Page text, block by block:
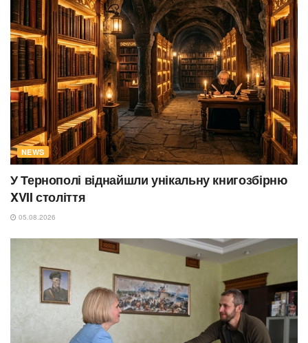
NEWS
У Тернополі віднайшли унікальну книгозбірню
XVII століття
05.08.2026